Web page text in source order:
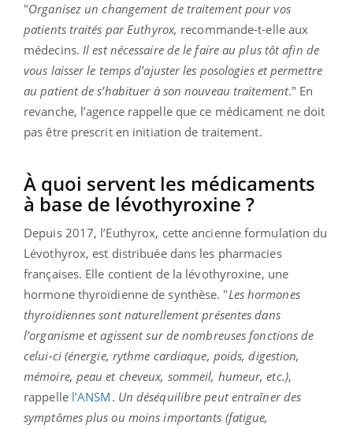
"Organisez un changement de traitement pour vos
patients traités par Euthyrox, recommande-t-elle aux
médecins. Il est nécessaire de le faire au plus tôt afin de
vous laisser le temps d’ajuster les posologies et permettre
au patient de s’habituer à son nouveau traitement." En
revanche, l’agence rappelle que ce médicament ne doit
pas être prescrit en initiation de traitement.
À quoi servent les médicaments
à base de lévothyroxine ?
Depuis 2017, l’Euthyrox, cette ancienne formulation du
Lévothyrox, est distribuée dans les pharmacies
françaises. Elle contient de la lévothyroxine, une
hormone thyroïdienne de synthèse. "Les hormones
thyroïdiennes sont naturellement présentes dans
l’organisme et agissent sur de nombreuses fonctions de
celui-ci (énergie, rythme cardiaque, poids, digestion,
mémoire, peau et cheveux, sommeil, humeur, etc.),
rappelle l’ANSM . Un déséquilibre peut entraîner des
symptômes plus ou moins importants (fatigue,